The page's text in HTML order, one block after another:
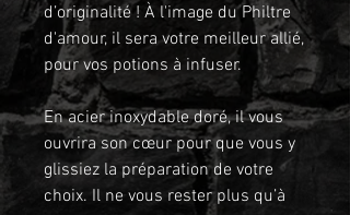
d’originalité ! À l'image du Philtre
d'amour, il sera votre meilleur allié,
pour vos potions à infuser.
En acier inoxydable doré, il vous
ouvrira son cœur pour que vous y
glissiez la préparation de votre
choix. Il ne vous rester plus qu’à